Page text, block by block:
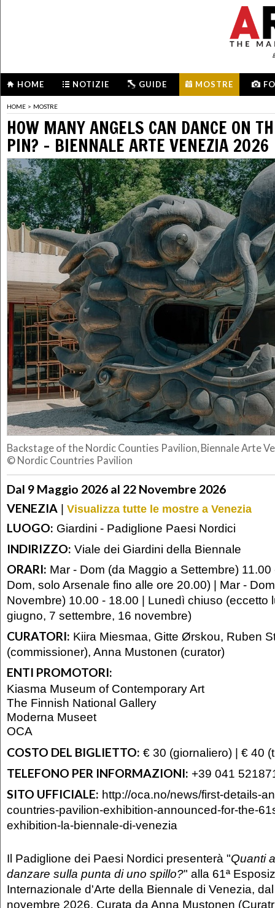
HOME NOTIZIE GUIDE MOSTRE
HOME > MOSTRE
HOW MANY ANGELS CAN DANCE ON
PIN? - BIENNALE ARTE VENEZIA 2026
Backstage of the Nordic Counties Pavilion, Biennale Arte
© Nordic Countries Pavilion
Dal 9 Maggio 2026 al 22 Novembre 2026
VENEZIA | Visualizza tutte le mostre a Venezia
LUOGO: Giardini - Padiglione Paesi Nordici
INDIRIZZO: Viale dei Giardini della Biennale
ORARI: Mar - Dom (da Maggio a Settembre)
Dom, solo Arsenale fino alle ore 20.00) | Mar -
Novembre) 10.00 - 18.00 | Lunedì chiuso (eccetto
giugno, 7 settembre, 16 novembre)
CURATORI: Kiira Miesmaa, Gitte Ørskou, Ruben
(commissioner), Anna Mustonen (curator)
ENTI PROMOTORI:
Kiasma Museum of Contemporary Art
The Finnish National Gallery
Moderna Museet
OCA
COSTO DEL BIGLIETTO: € 30 (giornaliero) | € 40
TELEFONO PER INFORMAZIONI: +39 041
SITO UFFICIALE: http://oca.no/news/first-details-
countries-pavilion-exhibition-announced-for-the-
exhibition-la-biennale-di-venezia
Il Padiglione dei Paesi Nordici presenterà "Quanti
danzare sulla punta di uno spillo?" alla 61ª
Internazionale d'Arte della Biennale di Venezia,
novembre 2026. Curata da Anna Mustonen